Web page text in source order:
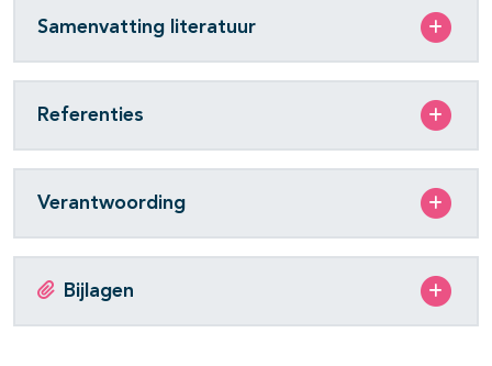
Samenvatting literatuur
Referenties
Verantwoording
Bijlagen